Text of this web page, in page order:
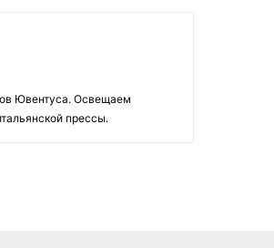
Ювентуса. Освещаем
прессы.